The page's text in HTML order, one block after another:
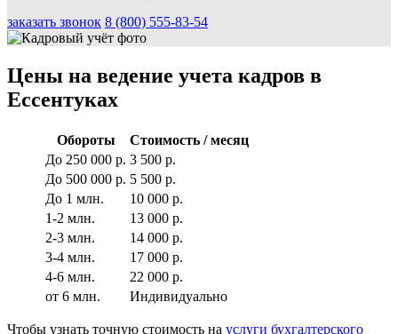
заказать звонок 8 (800) 555-83-54
Цены на ведение учета кадров в
Ессентуках
Обороты
Стоимость / месяц
До 250 000 р. 3 500 р.
До 500 000 р. 5 500 р.
До 1 млн.
10 000 р.
1-2 млн.
13 000 р.
2-3 млн.
14 000 р.
3-4 млн.
17 000 р.
4-6 млн.
22 000 р.
от 6 млн.
Индивидуально
Чтобы узнать точную стоимость на услуги бухгалтерского